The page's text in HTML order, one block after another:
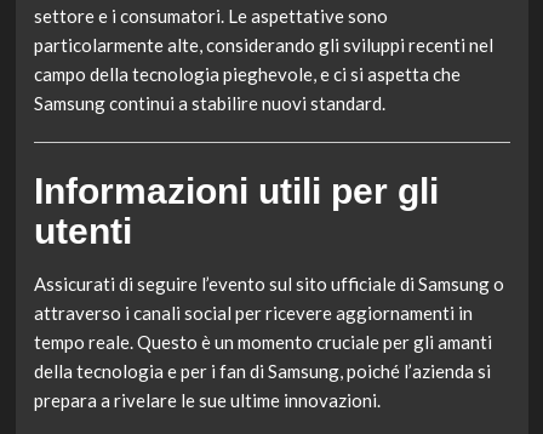
settore e i consumatori. Le aspettative sono
particolarmente alte, considerando gli sviluppi recenti nel
campo della tecnologia pieghevole, e ci si aspetta che
Samsung continui a stabilire nuovi standard.
Informazioni utili per gli
utenti
Assicurati di seguire l’evento sul sito ufficiale di Samsung o
attraverso i canali social per ricevere aggiornamenti in
tempo reale. Questo è un momento cruciale per gli amanti
della tecnologia e per i fan di Samsung, poiché l’azienda si
prepara a rivelare le sue ultime innovazioni.